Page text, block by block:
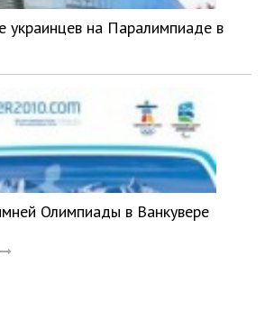
украинцев на Паралимпиаде в
Олимпиады в Ванкувере